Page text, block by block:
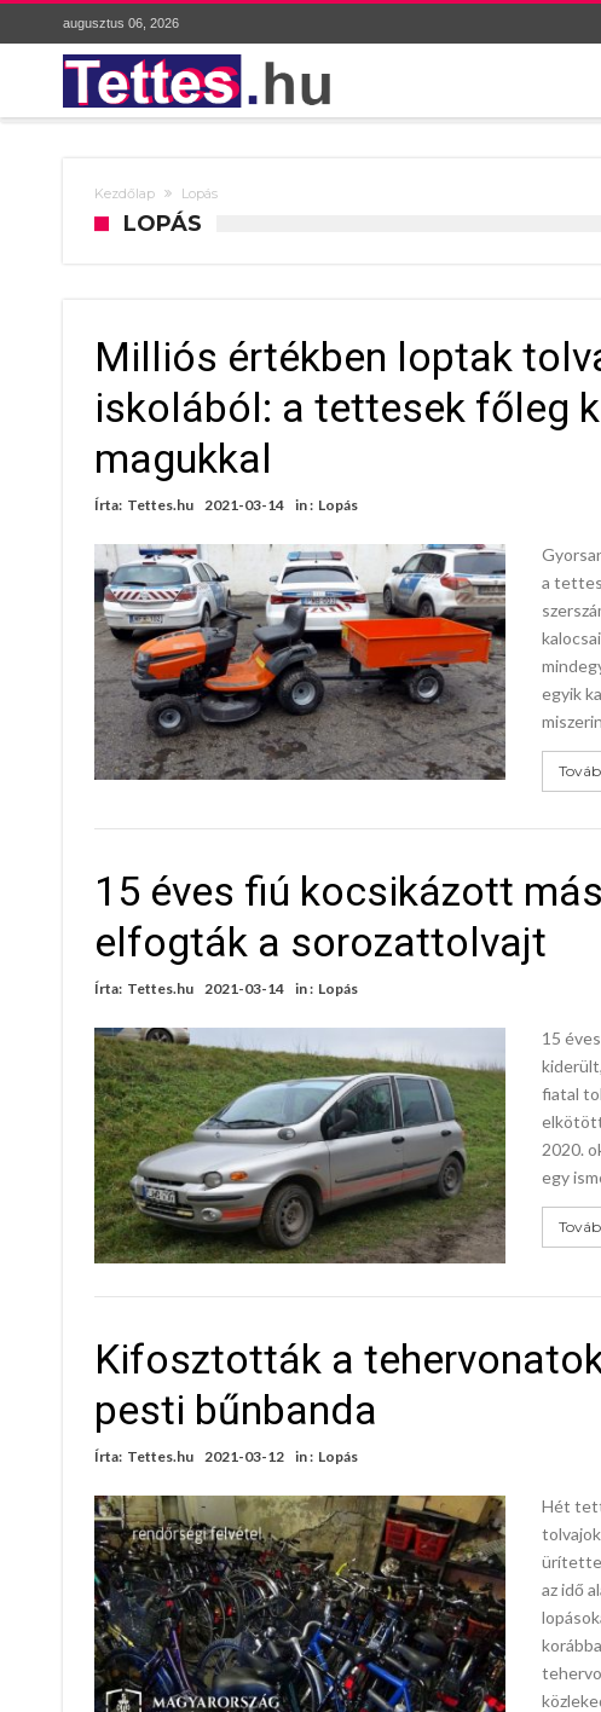
augusztus 06, 2026
Kezdőlap Lopás
LOPÁS
Milliós értékben loptak
iskolából: a tettesek főleg
magukkal
Írta: Tettes.hu 2021-03-14 in : Lopás
a
egyik
15 éves fiú kocsikázott
elfogták a sorozattolvajt
Írta: Tettes.hu 2021-03-14 in : Lopás
15
fiatal
2020.
egy
Kifosztották a
pesti bűnbanda
Írta: Tettes.hu 2021-03-12 in : Lopás
Hét
az idő